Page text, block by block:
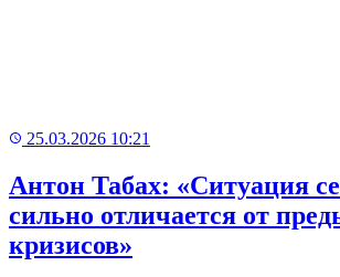
25.03.2026 10:21
Антон Табах: «Ситуация
сильно отличается от
кризисов»